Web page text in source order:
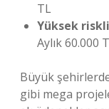
TL
Yüksek
Aylık 60.000
Büyük
gibi mega